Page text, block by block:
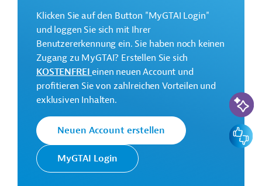
Regularien und praktische Hinweise zur
Geschäftsanbahnung.
Gesamtkosten:
1,45 Milliarden US-Dollar
Geberbeitrag:
1,45 Milliarden US-Dollar (Darlehen)
Kontaktadressen
Klicken Sie auf den Button "MyGTAI Login"
und loggen Sie sich mit Ihrer
Benutzererkennung ein. Sie haben noch keinen
Zugang zu MyGTAI? Erstellen Sie sich
KOSTENFREIeinen neuen Account und
profitieren Sie von zahlreichen Vorteilen und
exklusiven Inhalten.
Neuen Account erstellen
MyGTAI Login
KI-